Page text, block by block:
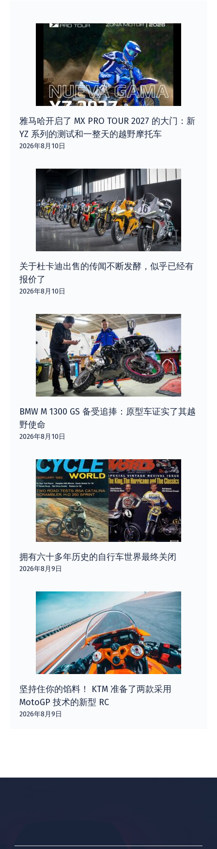
雅马哈开启了 MX PRO TOUR 2027 的大门：新
YZ 系列的测试和一整天的越野摩托车
2026年8月10日
关于杜卡迪出售的传闻不断发酵，似乎已经有
报价了
2026年8月10日
BMW M 1300 GS 备受追捧：原型车证实了其越
野使命
2026年8月10日
拥有六十多年历史的自行车世界最终关闭
2026年8月9日
坚持住你的馅料！ KTM 准备了两款采用
MotoGP 技术的新型 RC
2026年8月9日